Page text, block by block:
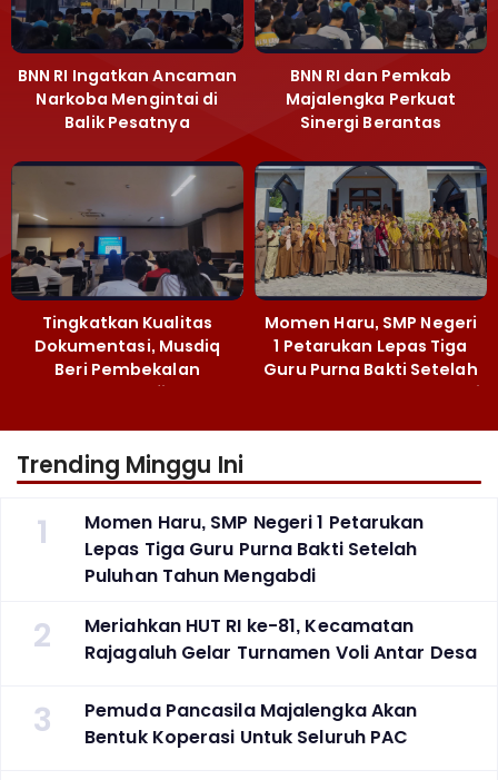
BNN RI Ingatkan Ancaman
Narkoba Mengintai di
Balik Pesatnya
Majalengka
BNN RI dan Pemkab
Majalengka Perkuat
Sinergi Berantas
Narkoba
Tingkatkan Kualitas
Dokumentasi, Musdiq
Beri Pembekalan
Fotografi ‎
Momen Haru, SMP Negeri
1 Petarukan Lepas Tiga
Guru Purna Bakti Setelah
Puluhan Tahun Mengabdi
Trending Minggu Ini
1
Momen Haru, SMP Negeri 1 Petarukan
Lepas Tiga Guru Purna Bakti Setelah
Puluhan Tahun Mengabdi
2
Meriahkan HUT RI ke-81, Kecamatan
Rajagaluh Gelar Turnamen Voli Antar Desa
3
Pemuda Pancasila Majalengka Akan
Bentuk Koperasi Untuk Seluruh PAC